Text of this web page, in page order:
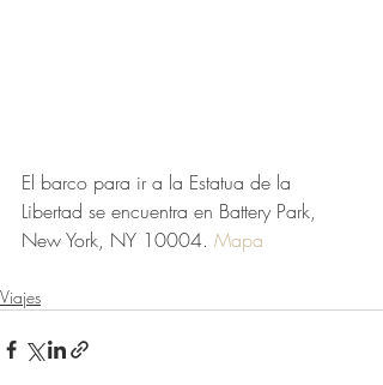
El barco para ir a la Estatua de la
Libertad se encuentra en Battery Park,
New York, NY 10004. Mapa
Viajes